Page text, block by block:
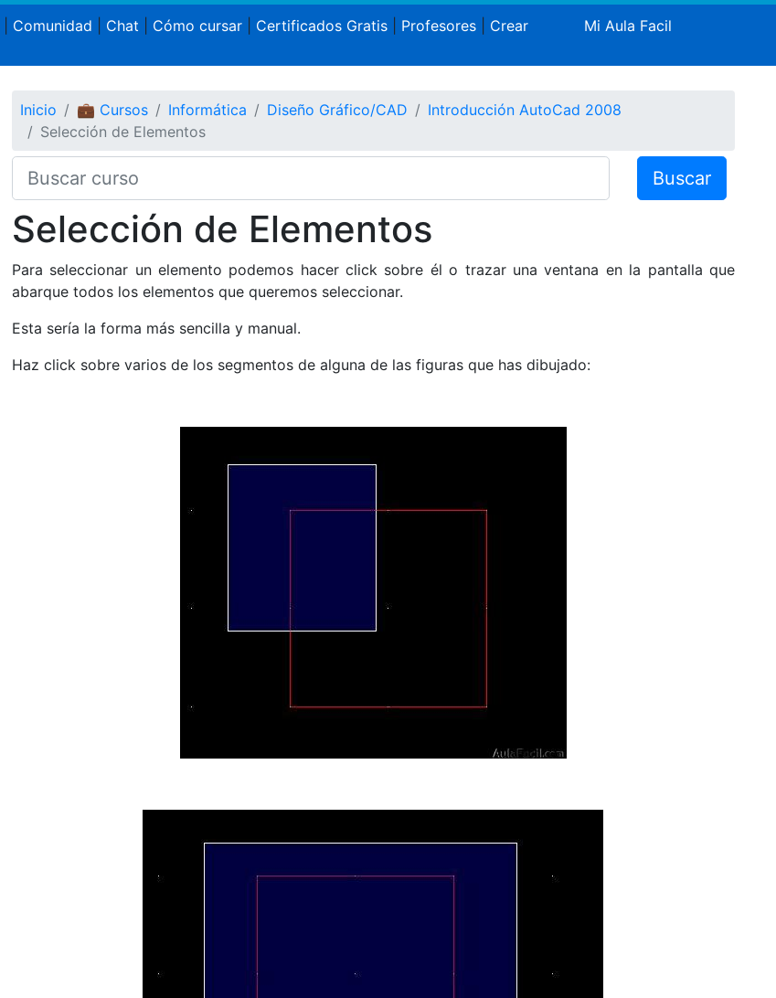
Comunidad Chat Cómo cursar| Certificados Gratis| Profesores| Crear
Mi Aula Facil
Inicio 💼 Cursos Informática Diseño Gráfico/CAD
Introducción AutoCad 2008
Selección de Elementos
Buscar
Selección de Elementos
Para seleccionar un elemento podemos hacer click sobre él o trazar una ventana en la pantalla que
abarque todos los elementos que queremos seleccionar.
Esta sería la forma más sencilla y manual.
Haz click sobre varios de los segmentos de alguna de las figuras que has dibujado: